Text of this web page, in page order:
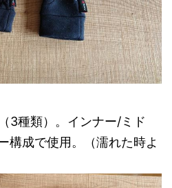
3種類）。インナー/ミド
構成で使用。（濡れた時よ